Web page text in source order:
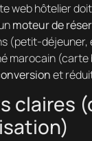
web hôtelier
moteur de
(petit-
marocain (carte
et
claires